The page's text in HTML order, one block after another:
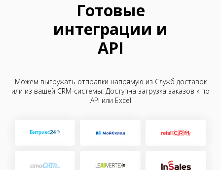
Готовые
интеграции и
API
Можем выгружать отправки напрямую из Служб доставок
или из вашей CRM-системы. Доступна загрузка заказов к по
API или Excel